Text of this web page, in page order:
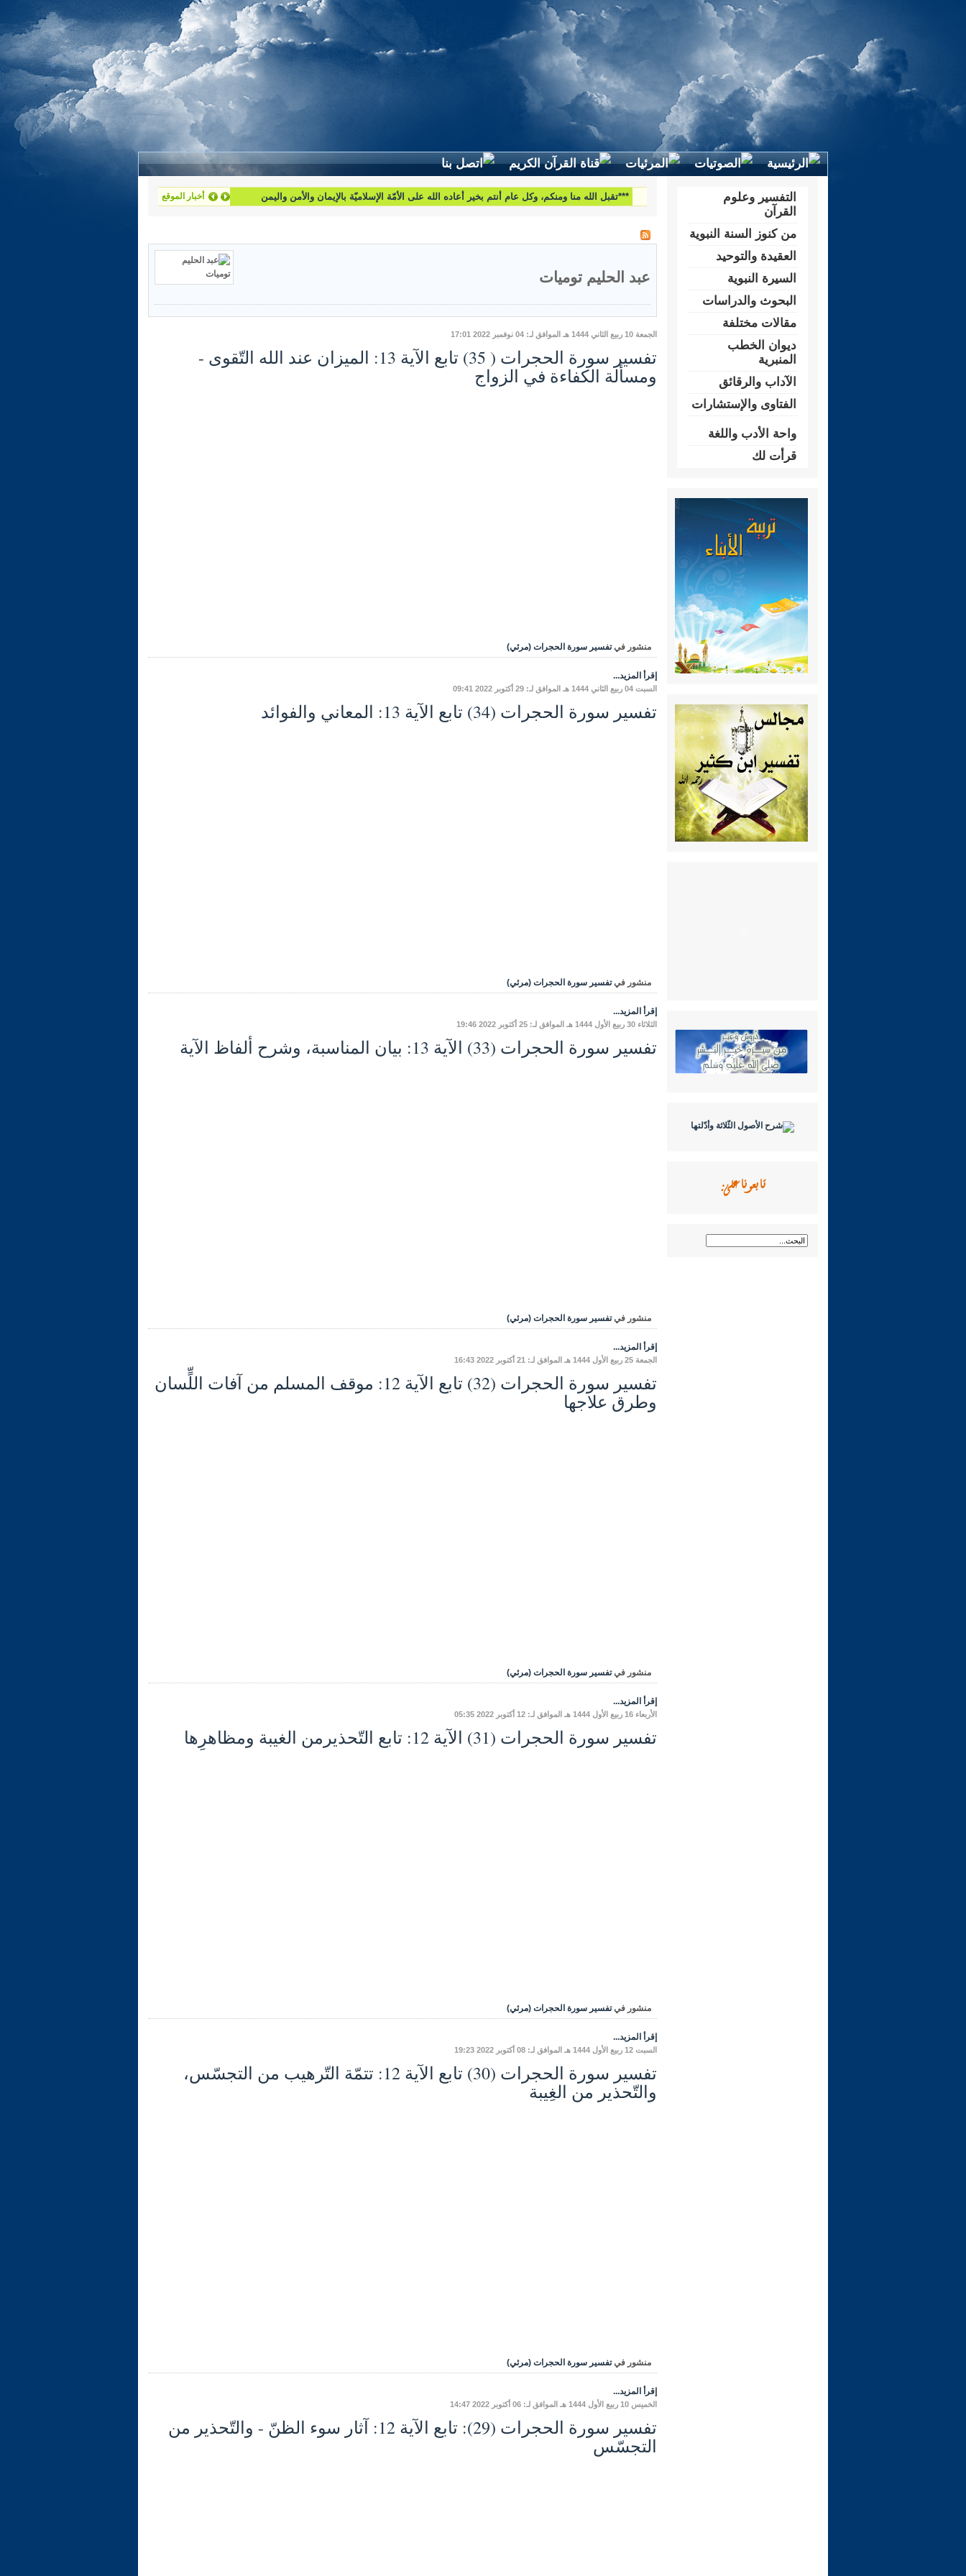
أخبار الموقع
لطرح استفساراتكم وأسئلتكم واقتراحاتكم اتّصلوا بنا على البريد التّالي:
عبد الحليم توميات
الجمعة 10 ربيع الثاني 1444 هـ الموافق لـ: 04 نوفمبر 2022 17:01
تفسير سورة الحجرات ( 35) تابع الآية 13: الميزان عند الله التّقوى -
ومسألة الكفاءة في الزواج
منشور في تفسير سورة الحجرات (مرئي)
إقرأ المزيد...
السبت 04 ربيع الثاني 1444 هـ الموافق لـ: 29 أكتوبر 2022 09:41
تفسير سورة الحجرات (34) تابع الآية 13: المعاني والفوائد
منشور في تفسير سورة الحجرات (مرئي)
إقرأ المزيد...
الثلاثاء 30 ربيع الأول 1444 هـ الموافق لـ: 25 أكتوبر 2022 19:46
تفسير سورة الحجرات (33) الآية 13: بيان المناسبة، وشرح ألفاظ الآية
منشور في تفسير سورة الحجرات (مرئي)
إقرأ المزيد...
الجمعة 25 ربيع الأول 1444 هـ الموافق لـ: 21 أكتوبر 2022 16:43
تفسير سورة الحجرات (32) تابع الآية 12: موقف المسلم من آفات اللٍّسان
وطرق علاجها
منشور في تفسير سورة الحجرات (مرئي)
إقرأ المزيد...
الأربعاء 16 ربيع الأول 1444 هـ الموافق لـ: 12 أكتوبر 2022 05:35
تفسير سورة الحجرات (31) الآية 12: تابع التّحذيرمن الغيبة ومظاهرِها
منشور في تفسير سورة الحجرات (مرئي)
إقرأ المزيد...
السبت 12 ربيع الأول 1444 هـ الموافق لـ: 08 أكتوبر 2022 19:23
تفسير سورة الحجرات (30) تابع الآية 12: تتمّة التّرهيب من التجسّس،
والتّحذير من الغِيبة
منشور في تفسير سورة الحجرات (مرئي)
إقرأ المزيد...
الخميس 10 ربيع الأول 1444 هـ الموافق لـ: 06 أكتوبر 2022 14:47
تفسير سورة الحجرات (29): تابع الآية 12: آثار سوء الظنّ - والتّحذير من
التجسّس
التفسير وعلوم
القرآن
من كنوز السنة النبوية
العقيدة والتوحيد
السيرة النبوية
البحوث والدراسات
مقالات مختلفة
ديوان الخطب
المنبرية
الآداب والرقائق
الفتاوى والإستشارات
واحة الأدب واللغة
قرأت لك
تابعونا على: